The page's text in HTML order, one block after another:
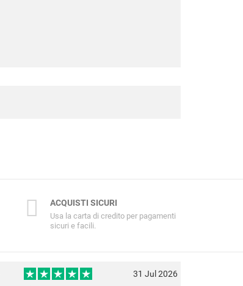
ACQUISTI SICURI
Usa la carta di credito per pagamenti
sicuri e facili.
31 Jul 2026